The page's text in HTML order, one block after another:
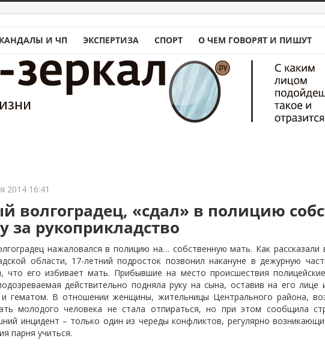
И ЧП ЭКСПЕРТИЗА СПОРТ О ЧЕМ ГОВОРЯТ И ПИШУТ
2014 16:41
волгоградец, «сдал» в полицию
за рукоприкладство
нажаловался в полицию на… собственную мать. Как
области, 17-летний подросток позвонил накануне в дежурную
что его избивает мать. Прибывшие на место происшествия
действительно подняла руку на сына, оставив на его
и гематом. В отношении женщины, жительницы Центрального района,
молодого человека не стала отпираться, но при этом сообщила
инцидент – только один из череды конфликтов, регулярно
парня учиться.